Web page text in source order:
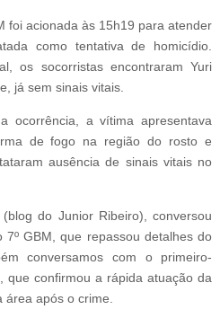
foi acionada às 15h19 para atender
como tentativa de homicídio.
os socorristas encontraram Yuri
já sem sinais vitais.
ocorrência, a vítima apresentava
de fogo na região do rosto e
ausência de sinais vitais no
do Junior Ribeiro), conversou
GBM, que repassou detalhes do
conversamos com o primeiro-
que confirmou a rápida atuação da
após o crime.